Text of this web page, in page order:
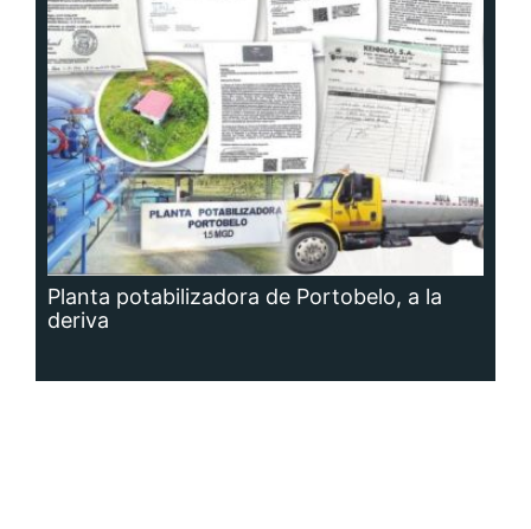
Planta potabilizadora de Portobelo, a la
deriva